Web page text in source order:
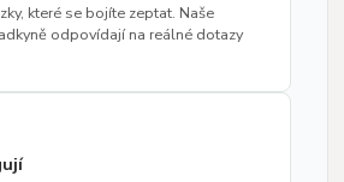
které se bojíte zeptat. Naše
odpovídají na reálné dotazy